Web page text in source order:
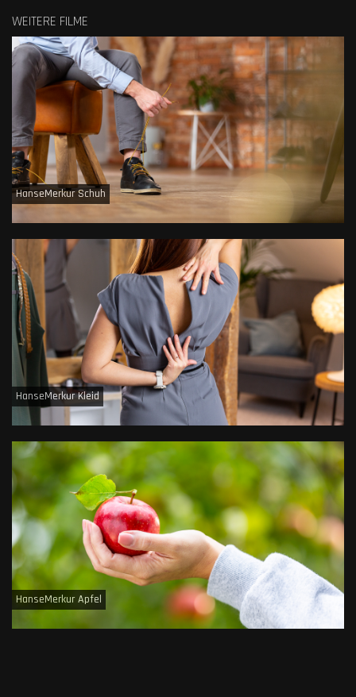
WEITERE FILME
HanseMerkur Schuh
HanseMerkur Kleid
HanseMerkur Apfel